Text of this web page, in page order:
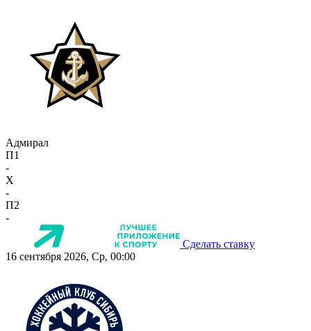
Адмирал
П1
-
X
-
П2
-
Сделать ставку
16 сентября 2026, Ср, 00:00